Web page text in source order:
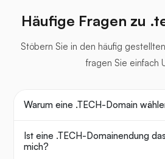
Häufige Fragen zu
Stöbern Sie in den häufig
fragen Sie einfach
Warum eine .TECH-Domain
Ist eine .TECH-Domainendung
mich?